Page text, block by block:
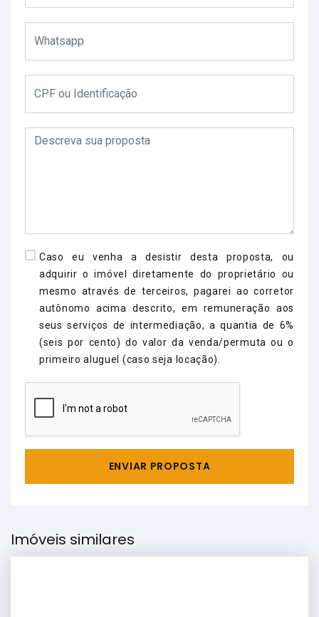
Caso eu venha a desistir desta proposta, ou
adquirir o imóvel diretamente do proprietário ou
mesmo através de terceiros, pagarei ao corretor
autônomo acima descrito, em remuneração aos
seus serviços de intermediação, a quantia de 6%
(seis por cento) do valor da venda/permuta ou o
primeiro aluguel (caso seja locação).
ENVIAR PROPOSTA
Imóveis similares